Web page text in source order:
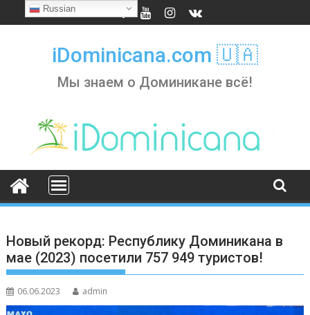
to
iDominicana.com 🇺🇦
Мы знаем о Доминикане всё!
Новый рекорд: Республику Доминикана в
мае (2023) посетили 757 949 туристов!
06.06.2023 admin
Russian